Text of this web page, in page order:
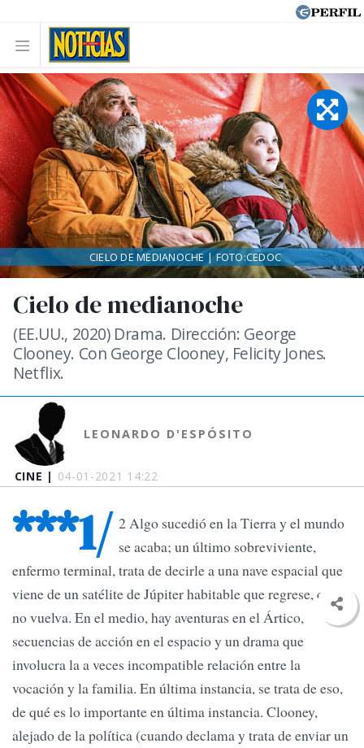
CINE | 04-01-2021 14:22
Cielo de medianoche
(EE.UU., 2020) Drama. Dirección: George
Clooney. Con George Clooney, Felicity Jones.
Netflix.
LEONARDO D'ESPÓSITO
CIELO DE MEDIANOCHE | FOTO:CEDOC
***1/ 2 Algo sucedió en la Tierra y el mundo
se acaba; un último sobreviviente,
enfermo terminal, trata de decirle a una nave espacial que
viene de un satélite de Júpiter habitable que regrese, que
no vuelva. En el medio, hay aventuras en el Ártico,
secuencias de acción en el espacio y un drama que
involucra la a veces incompatible relación entre la
vocación y la familia. En última instancia, se trata de eso,
de qué es lo importante en última instancia. Clooney,
alejado de la política (cuando declama y trata de enviar un